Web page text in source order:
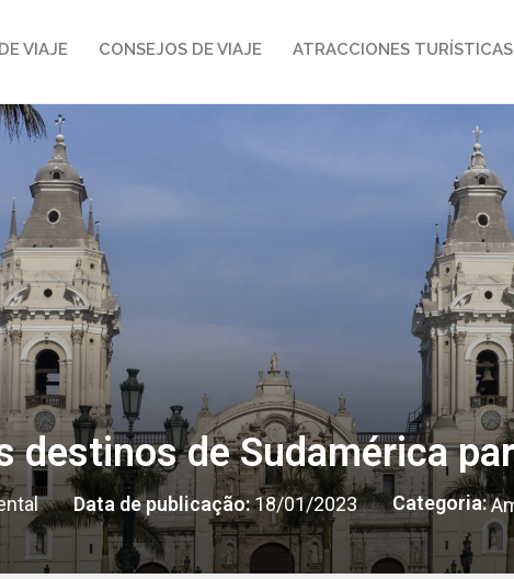
VIAJE CONSEJOS DE VIAJE ATRACCIONES TURÍSTICAS
destinos de Sudamérica
Data de publicação:18/01/2023 Categoria: